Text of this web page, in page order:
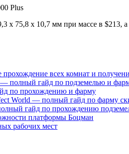
x 75,8 x 10,7 мм при массе в $213,
всех комнат и
полный гайд по подземелью и
по прохождению и фарму
World — полный гайд по фарму
гайд по прохождению
платформы Боцман
рабочих мест